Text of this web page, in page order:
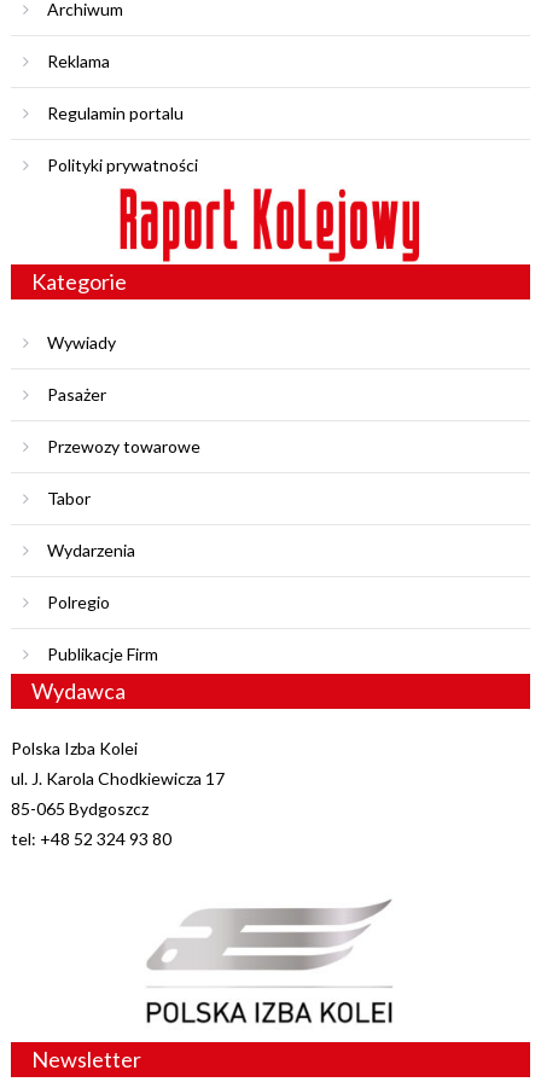
Archiwum
Reklama
Regulamin portalu
Polityki prywatności
Kategorie
Wywiady
Pasażer
Przewozy towarowe
Tabor
Wydarzenia
Polregio
Publikacje Firm
Wydawca
Polska Izba Kolei
ul. J. Karola Chodkiewicza 17
85-065 Bydgoszcz
tel: +48 52 324 93 80
Newsletter